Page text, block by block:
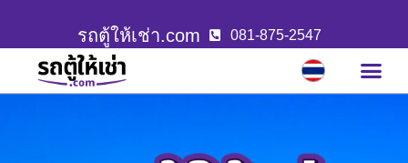
รถตู้ให้เช่า.com 081-875-2547